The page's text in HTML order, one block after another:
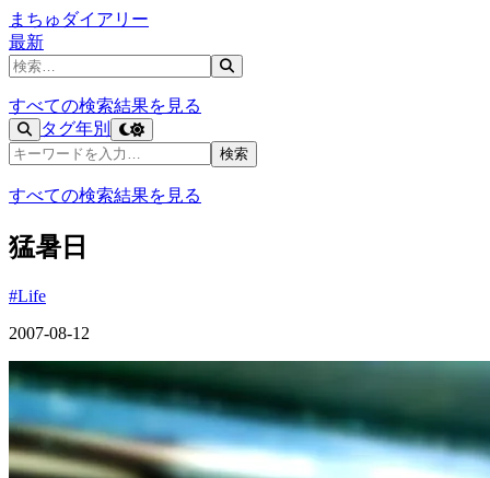
まちゅダイアリー
最新
記事を検索
すべての検索結果を見る
タグ年別
記事を検索
検索
すべての検索結果を見る
猛暑日
#Life
2007-08-12